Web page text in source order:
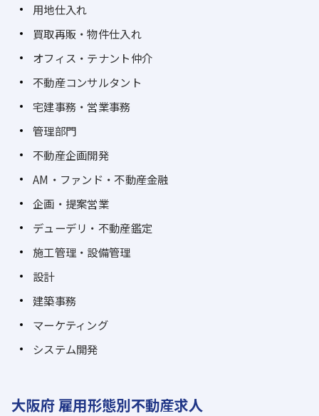
用地仕入れ
買取再販・物件仕入れ
オフィス・テナント仲介
不動産コンサルタント
宅建事務・営業事務
管理部門
不動産企画開発
AM・ファンド・不動産金融
企画・提案営業
デューデリ・不動産鑑定
施工管理・設備管理
設計
建築事務
マーケティング
システム開発
大阪府 雇用形態別不動産求人